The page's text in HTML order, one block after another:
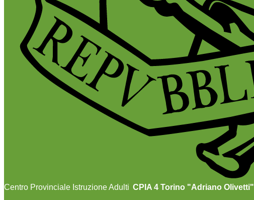
Centro Provinciale Istruzione Adulti CPIA 4 Torino "Adriano Olivetti"